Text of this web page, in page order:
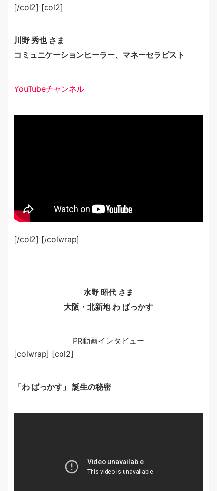
[/col2] [col2]
川野 秀也 さま
コミュニケーションヒーラー、マネーセラピスト
YouTubeチャンネル
[/col2] [/colwrap]
水野 昭代 さま
大阪・北新地 わ ばっかす
PR動画インタビュー
[colwrap] [col2]
「わ ばっかす」 誕生の秘密